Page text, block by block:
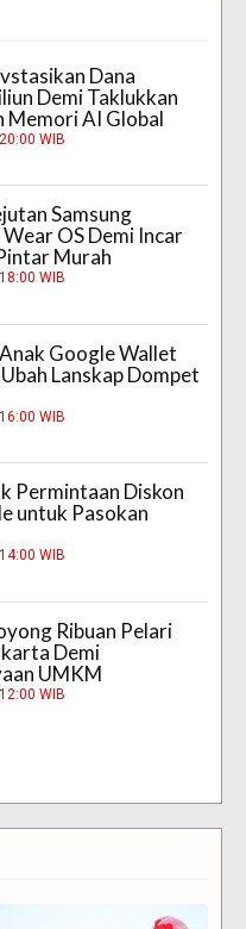
Dana
Demi Taklukkan
Memori AI Global
WIB
Samsung
OS Demi Incar
Murah
WIB
Google Wallet
Lanskap Dompet
WIB
Permintaan Diskon
untuk Pasokan
WIB
Ribuan Pelari
Demi
UMKM
WIB